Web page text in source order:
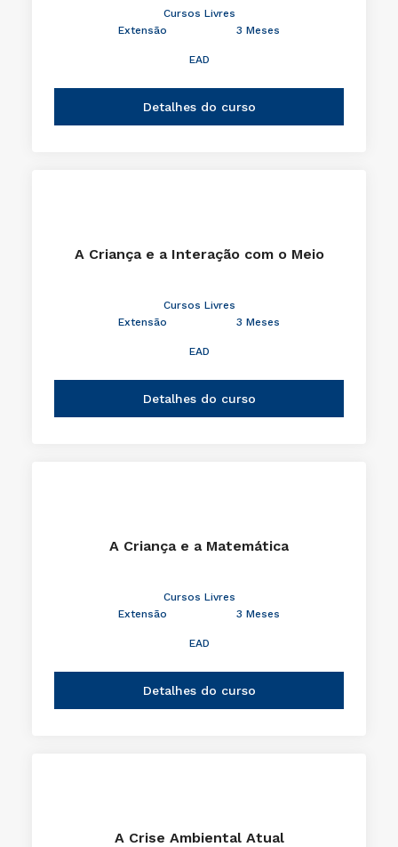
Cursos Livres
Extensão
3 Meses
EAD
Detalhes do curso
A Criança e a Interação com o Meio
Cursos Livres
Extensão
3 Meses
EAD
Detalhes do curso
A Criança e a Matemática
Cursos Livres
Extensão
3 Meses
EAD
Detalhes do curso
A Crise Ambiental Atual